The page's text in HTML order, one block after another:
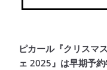
ピカール『クリスマ
ェ 2025』は早期予